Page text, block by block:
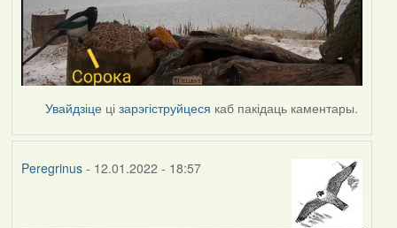
Увайдзіце цізарэгіструйцеся каб пакідаць каментары.
Peregrinus- 12.01.2022 - 18:57